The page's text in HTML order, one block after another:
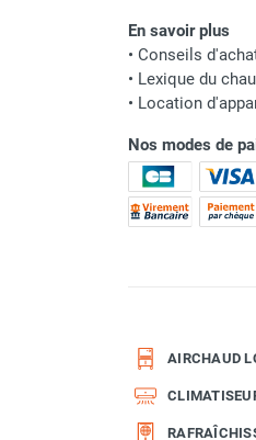
Chauffage
Chauffage fioul
cheminée et
Chauffage
cheminée à
Chauffage fioul
cheminée à
Chauffage fioul
combustion
combustion
Chauffage
En savoir plus
• Conseils
• Lexique du
• Location
Nos modes de
AIRCHAUD